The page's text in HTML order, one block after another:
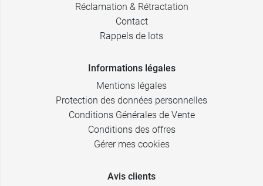
Réclamation & Rétractation
Contact
Rappels de lots
Informations légales
Mentions légales
Protection des données personnelles
Conditions Générales de Vente
Conditions des offres
Gérer mes cookies
Avis clients